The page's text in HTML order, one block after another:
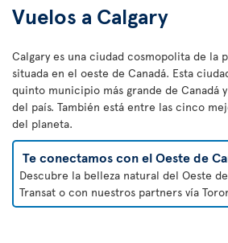
Vuelos a Calgary
Calgary es una ciudad cosmopolita de la
situada en el oeste de Canadá. Esta
quinto municipio más grande de Canadá
del país. También está entre las cinco
del planeta.
Te conectamos con el Oeste de
Descubre la belleza natural del Oeste
Transat o con nuestros partners vía